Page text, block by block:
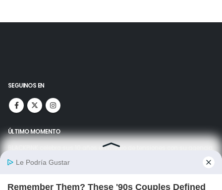
SEGUINOS EN
ÚLTIMO MOMENTO
BLACKPINK celebra sus 10 años en medio de tensiones con su agencia,
llanto y la pasión de los fans a flor de piel
09/08/2026